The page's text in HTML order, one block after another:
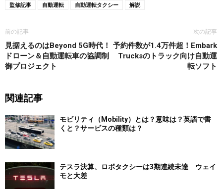
監修記事
自動運転 自動運転タクシー 解説
前の記事
見据えるのはBeyond 5G時代！
ドローン＆自動運転車の協調制
御プロジェクト
次の記事
予約件数が1.4万件超！Embark
Trucksのトラック向け自動運
転ソフト
関連記事
モビリティ（Mobility）とは？意味は？英語で書
くと？サービスの種類は？
テスラ決算、ロボタクシーは3期連続未達 ウェイ
モと大差